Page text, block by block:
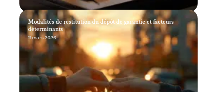
Modalités de restitution du dépôt de garantie et facteurs
déterminants
11 mars 2026